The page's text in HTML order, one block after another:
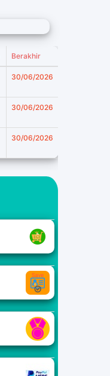
Berakhir
30/06/2026
30/06/2026
30/06/2026